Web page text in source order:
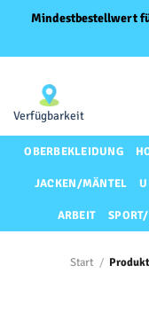
Mindestbestellwert
springen
Verfügbarkeit
OBERBEKLEIDUNG
JACKEN/MÄNTEL
ARBEIT
Start /